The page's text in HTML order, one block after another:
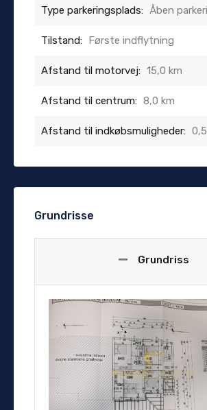
Type parkeringsplads: Åben
Tilstand: Første indflytning
Afstand til motorvej: 15,0 km
Afstand til centrum: 8,0 km
Afstand til indkøbsmuligheder:
Grundrisse
Grundriss